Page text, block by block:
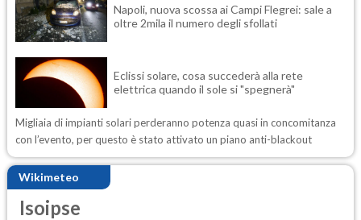
Napoli, nuova scossa ai Campi Flegrei: sale a
oltre 2mila il numero degli sfollati
Eclissi solare, cosa succederà alla rete
elettrica quando il sole si "spegnerà"
Migliaia di impianti solari perderanno potenza quasi in concomitanza
con l’evento, per questo è stato attivato un piano anti-blackout
Wikimeteo
Isoipse